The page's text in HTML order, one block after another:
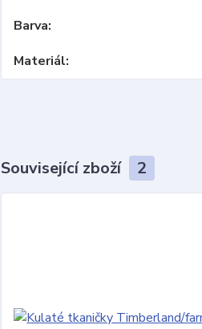
Barva
Materiál
Související zboží 2